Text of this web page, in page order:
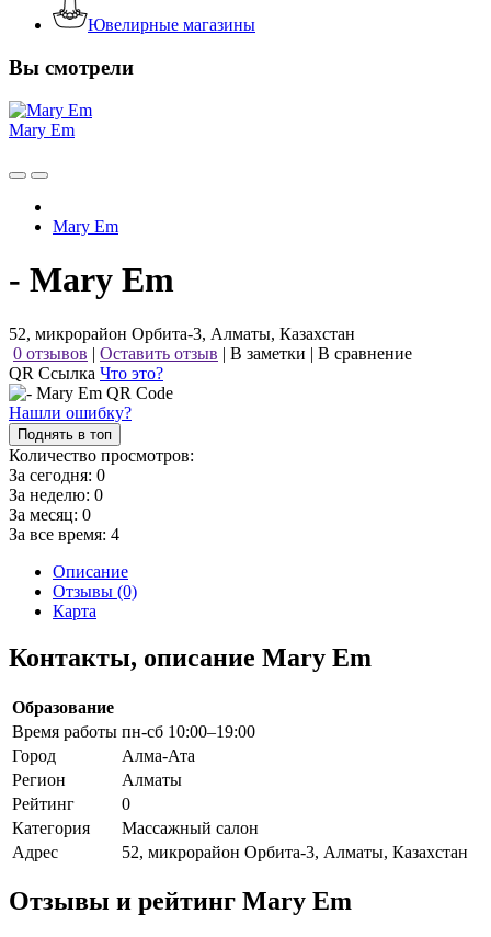
Ювелирные магазины
Вы смотрели
Mary Em
Mary Em
- Mary Em
52, микрорайон Орбита-3, Алматы, Казахстан
0 отзывов | Оставить отзыв | В заметки | В сравнение
QR Ссылка Что это?
Нашли ошибку?
Поднять в топ
Количество просмотров:
За сегодня: 0
За неделю: 0
За месяц: 0
За все время: 4
Описание
Отзывы (0)
Карта
Контакты, описание Mary Em
Образование
Время работы пн-сб 10:00–19:00
Город
Алма-Ата
Регион
Алматы
Рейтинг
0
Категория
Массажный салон
Адрес
52, микрорайон Орбита-3, Алматы, Казахстан
Отзывы и рейтинг Mary Em